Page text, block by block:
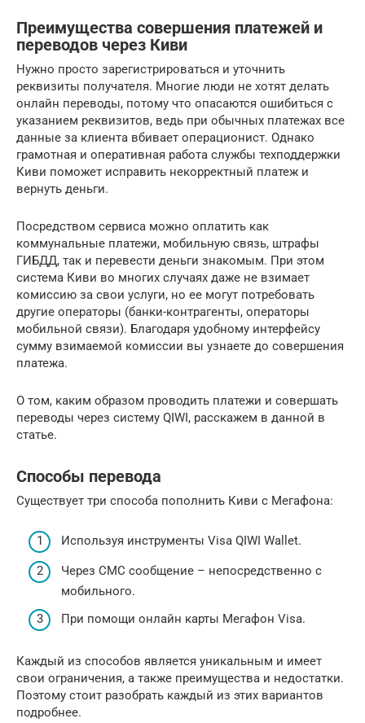
Преимущества совершения платежей и
переводов через Киви
Нужно просто зарегистрироваться и уточнить
реквизиты получателя. Многие люди не хотят делать
онлайн переводы, потому что опасаются ошибиться с
указанием реквизитов, ведь при обычных платежах все
данные за клиента вбивает операционист. Однако
грамотная и оперативная работа службы техподдержки
Киви поможет исправить некорректный платеж и
вернуть деньги.
Посредством сервиса можно оплатить как
коммунальные платежи, мобильную связь, штрафы
ГИБДД, так и перевести деньги знакомым. При этом
система Киви во многих случаях даже не взимает
комиссию за свои услуги, но ее могут потребовать
другие операторы (банки-контрагенты, операторы
мобильной связи). Благодаря удобному интерфейсу
сумму взимаемой комиссии вы узнаете до совершения
платежа.
О том, каким образом проводить платежи и совершать
переводы через систему QIWI, расскажем в данной в
статье.
Способы перевода
Существует три способа пополнить Киви с Мегафона:
Используя инструменты Visa QIWI Wallet.
Через СМС сообщение – непосредственно с
мобильного.
При помощи онлайн карты Мегафон Visa.
Каждый из способов является уникальным и имеет
свои ограничения, а также преимущества и недостатки.
Поэтому стоит разобрать каждый из этих вариантов
подробнее.